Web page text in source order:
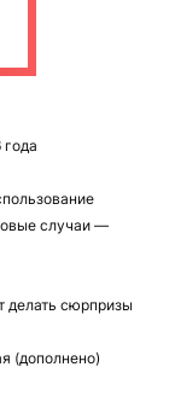
случаи —
делать сюрпризы
(дополнено)